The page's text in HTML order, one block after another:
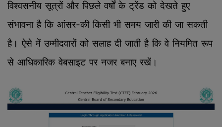
विश्वसनीय सूत्रों और पिछले वर्षों के ट्रेंड को देखते हुए
संभावना है कि आंसर-की किसी भी समय जारी की जा सकती
है। ऐसे में उम्मीदवारों को सलाह दी जाती है कि वे नियमित रूप
से आधिकारिक वेबसाइट पर नजर बनाए रखें।